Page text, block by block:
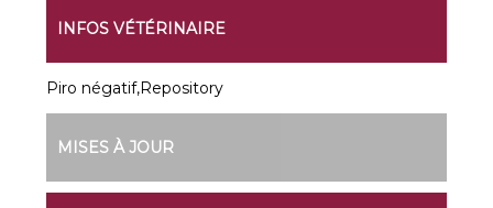
INFOS VÉTÉRINAIRE
Piro négatif,Repository
MISES À JOUR